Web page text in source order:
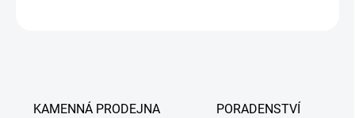
KAMENNÁ PRODEJNA PORADENSTVÍ